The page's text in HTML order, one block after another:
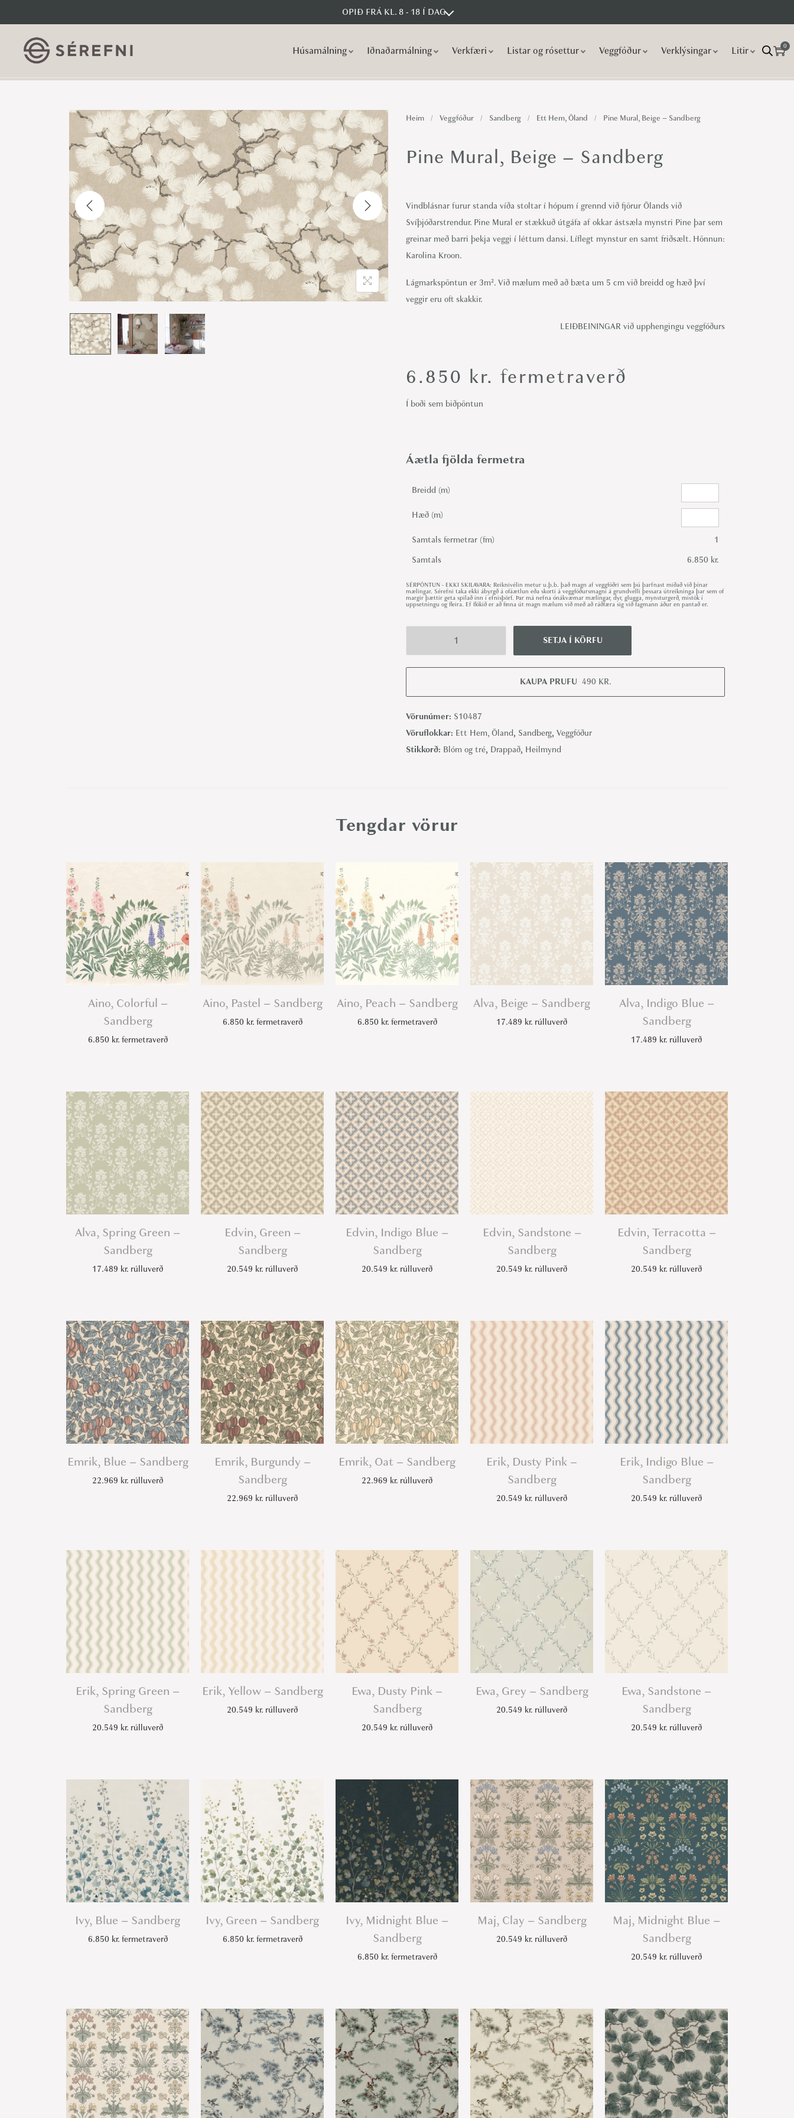
OPIÐ FRÁ KL. 8 - 18 Í DAG
Húsamálning Iðnaðarmálning Verkfæri Listar og rósettur Veggfóður Verklýsingar Litir 0
Pine Mural, Beige – Sandberg
Heim / Veggfóður / Sandberg / Ett Hem, Öland / Pine Mural, Beige – Sandberg
6.850 kr. fermetraverð
Vindblásnar furur standa víða stoltar í hópum í grennd við fjörur Ölands við
Svíþjóðarstrendur. Pine Mural er stækkuð útgáfa af okkar ástsæla mynstri Pine þar sem
greinar með barri þekja veggi í léttum dansi. Líflegt mynstur en samt friðsælt. Hönnun:
Karolina Kroon.
Lágmarkspöntun er 3m². Við mælum með að bæta um 5 cm við breidd og hæð því
veggir eru oft skakkir.
LEIÐBEININGAR við upphengingu veggfóðurs
Í boði sem biðpöntun
Áætla fjölda fermetra
Breidd (m)
Hæð (m)
Samtals fermetrar (fm)
1
Samtals
6.850 kr.
SÉRPÖNTUN - EKKI SKILAVARA: Reiknivélin metur u.þ.b. það magn af veggfóðri sem þú þarfnast miðað við þínar
mælingar. Sérefni taka ekki ábyrgð á ofáætlun eða skorti á veggfóðursmagni á grundvelli þessara útreikninga þar sem of
margir þættir geta spilað inn í efnisþörf. Þar má nefna ónákvæmar mælingar, dyr, glugga, mynsturgerð, mistök í
uppsetningu og fleira. Ef flókið er að finna út magn mælum við með að ráðfæra sig við fagmann áður en pantað er.
e
M
u
r
e
S
a
n
d
r
n
t
i
t
y
SETJA Í KÖRFU
KAUPA PRUFU 490 KR.
Vörunúmer: S10487
Vöruflokkar: Ett Hem, Öland, Sandberg, Veggfóður
Stikkorð: Blóm og tré, Drappað, Heilmynd
Tengdar vörur
Aino, Colorful –
Sandberg
6.850 kr.fermetraverð
Aino, Pastel – Sandberg
6.850 kr.fermetraverð
Aino, Peach – Sandberg
6.850 kr.fermetraverð
Alva, Beige – Sandberg
17.489 kr. rúlluverð
Alva, Indigo Blue –
Sandberg
17.489 kr. rúlluverð
Alva, Spring Green –
Sandberg
17.489 kr. rúlluverð
Edvin, Green –
Sandberg
20.549 kr. rúlluverð
Edvin, Indigo Blue –
Sandberg
20.549 kr. rúlluverð
Edvin, Sandstone –
Sandberg
20.549 kr. rúlluverð
Edvin, Terracotta –
Sandberg
20.549 kr. rúlluverð
Emrik, Blue – Sandberg
22.969 kr. rúlluverð
Emrik, Burgundy –
Sandberg
22.969 kr. rúlluverð
Emrik, Oat – Sandberg
22.969 kr. rúlluverð
Erik, Dusty Pink –
Sandberg
20.549 kr. rúlluverð
Erik, Indigo Blue –
Sandberg
20.549 kr. rúlluverð
Erik, Spring Green –
Sandberg
20.549 kr. rúlluverð
Erik, Yellow – Sandberg
20.549 kr. rúlluverð
Ewa, Dusty Pink –
Sandberg
20.549 kr. rúlluverð
Ewa, Grey – Sandberg
20.549 kr. rúlluverð
Ewa, Sandstone –
Sandberg
20.549 kr. rúlluverð
Ivy, Blue – Sandberg
6.850 kr.fermetraverð
Ivy, Green – Sandberg
6.850 kr.fermetraverð
Ivy, Midnight Blue –
Sandberg
6.850 kr.fermetraverð
Maj, Clay – Sandberg
20.549 kr. rúlluverð
Maj, Midnight Blue –
Sandberg
20.549 kr. rúlluverð